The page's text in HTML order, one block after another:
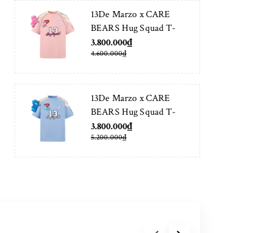
13De Marzo x CARE
BEARS Hug Squad T-
shirt Almond Blossom
3.800.000₫
4.600.000₫
13De Marzo x CARE
BEARS Hug Squad T-
shirt Placid Blue
3.800.000₫
5.200.000₫